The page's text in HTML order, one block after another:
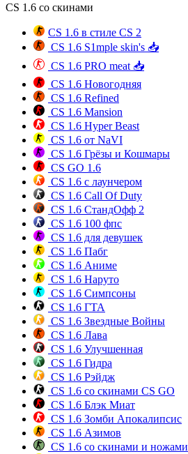
CS 1.6 со скинами
CS 1.6 в стиле CS 2
CS 1.6 S1mple skin's 📥
CS 1.6 PRO meat 📥
CS 1.6 Новогодняя
CS 1.6 Refined
CS 1.6 Mansion
CS 1.6 Hyper Beast
CS 1.6 от NaVI
CS 1.6 Грёзы и Кошмары
CS GO 1.6
CS 1.6 с лаунчером
CS 1.6 Call Of Duty
CS 1.6 СтандОфф 2
CS 1.6 100 фпс
CS 1.6 для девушек
CS 1.6 Пабг
CS 1.6 Аниме
CS 1.6 Наруто
CS 1.6 Симпсоны
CS 1.6 ГТА
CS 1.6 Звездные Войны
CS 1.6 Лава
CS 1.6 Улучшенная
CS 1.6 Гидра
CS 1.6 Рэйдж
CS 1.6 со скинами CS GO
CS 1.6 Блэк Миат
CS 1.6 Зомби Апокалипсис
CS 1.6 Азимов
CS 1.6 со скинами и ножами